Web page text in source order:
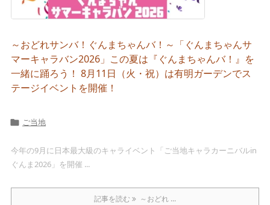
～おどれサンバ！ぐんまちゃんバ！～「ぐんまちゃんサ
マーキャラバン2026」この夏は『ぐんまちゃんバ！』を
一緒に踊ろう！ 8月11日（火・祝）は有明ガーデンでス
テージイベントを開催！
 ご当地
今年の9月に日本最大級のキャライベント「ご当地キャラカーニバルin
ぐんま2026」を開催 ...
記事を読む ～おどれ ...